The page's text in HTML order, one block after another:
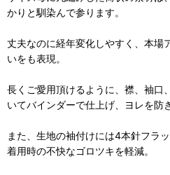
かりと馴染んで参ります。
丈夫なのに経年変化しやすく、本場
いをも表現。
長くご愛用頂けるように、襟、袖口
いてバインダーで仕上げ、ヨレを防
また、生地の袖付けには4本針フラ
着用時の不快なゴロツキを軽減。